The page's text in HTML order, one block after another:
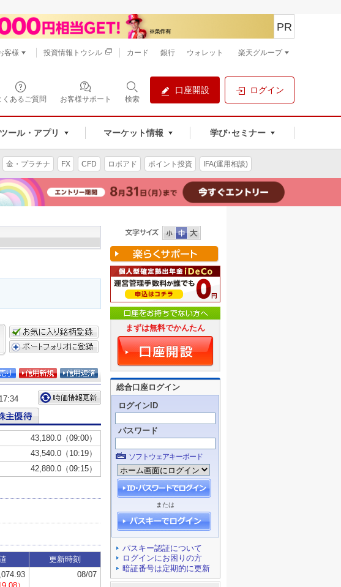
くあるご質問 お客様サポート 検索
口座開設 ログイン
ツール・アプリ マーケット情報 学び･セミナー
PR
客様 投資情報トウシル カード 銀行 ウォレット 楽天グループ
金・プラチナ FX CFD ロボアド ポイント投資 IFA(運用相談)
まずは無料でかんたん
総合口座ログイン
ログインID
パスワード
ソフトウェアキーボード
または
パスキー認証について
ログインにお困りの方
暗証番号は定期的に更新